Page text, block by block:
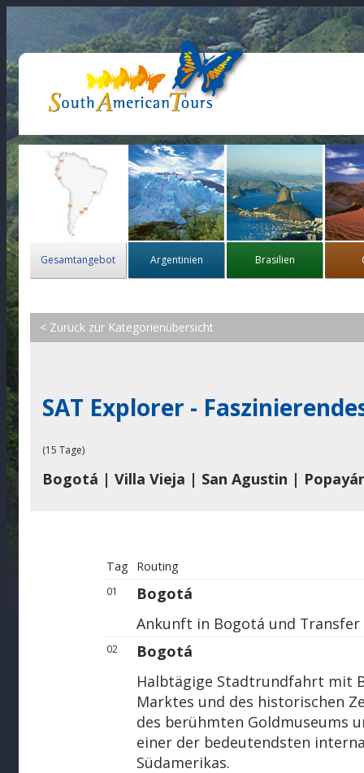
Gesamtangebot Argentinien Brasilien
< Zurück zur Kategorienübersicht
SAT Explorer -
(15 Tage)
Bogotá | Villa Vieja | San Agustin |
Tag Routing
01
Bogotá
Ankunft in Bogotá und Transfer
02
Bogotá
Halbtägige Stadtrundfahrt mit
Marktes und des historischen
des berühmten Goldmuseums
einer der bedeutendsten
Südamerikas.